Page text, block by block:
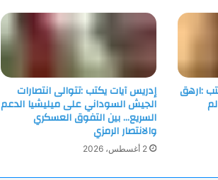
:ارهق إدريس آيات يكتب :تتوالى انتصارات
الجيش السوداني على ميليشيا الدعم
السريع… بين التفوق العسكري
والانتصار الرمزي
2 أغسطس، 2026